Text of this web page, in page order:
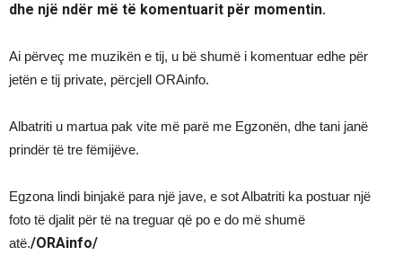
dhe një ndër më të komentuarit për momentin.
Ai përveç me muzikën e tij, u bë shumë i komentuar edhe për
jetën e tij private, përcjell ORAinfo.
Albatriti u martua pak vite më parë me Egzonën, dhe tani janë
prindër të tre fëmijëve.
Egzona lindi binjakë para një jave, e sot Albatriti ka postuar një
foto të djalit për të na treguar që po e do më shumë
atë./ORAinfo/